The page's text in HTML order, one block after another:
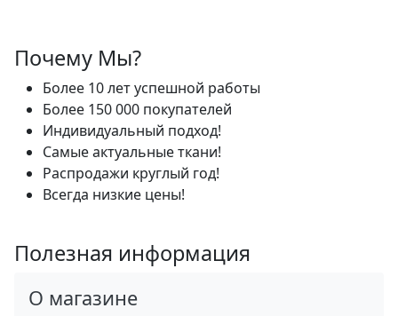
Почему Мы?
Более 10 лет успешной работы
Более 150 000 покупателей
Индивидуальный подход!
Самые актуальные ткани!
Распродажи круглый год!
Всегда низкие цены!
Полезная информация
О магазине